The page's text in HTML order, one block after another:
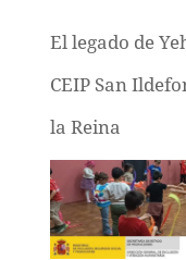
El legado de
CEIP San
la Reina